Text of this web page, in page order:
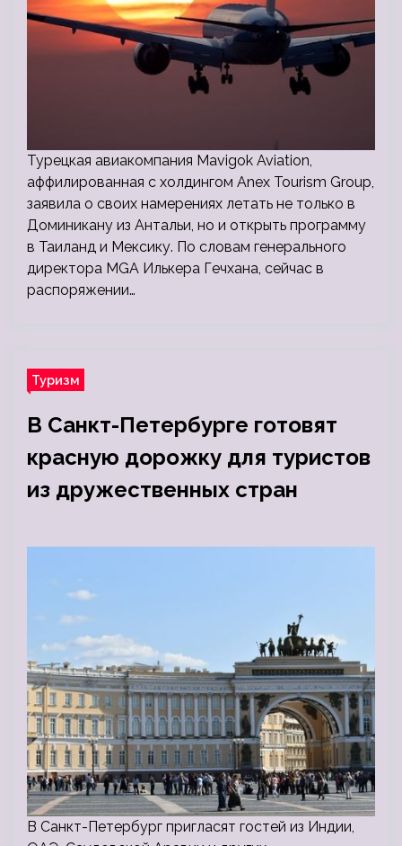
Турецкая авиакомпания Mavigok Aviation,
аффилированная с холдингом Anex Tourism Group,
заявила о своих намерениях летать не только в
Доминикану из Антальи, но и открыть программу
в Таиланд и Мексику. По словам генерального
директора MGA Илькера Гечхана, сейчас в
распоряжении…
Туризм
В Санкт-Петербурге готовят
красную дорожку для туристов
из дружественных стран
В Санкт-Петербург пригласят гостей из Индии,